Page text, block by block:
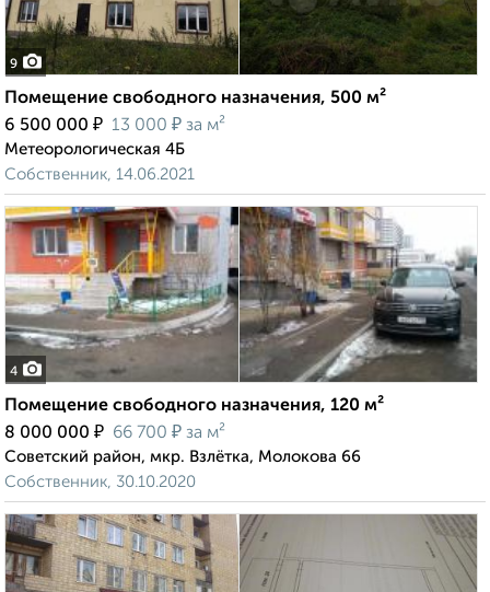
9
Помещение свободного назначения, 500 м²
6 500 000 ₽ 13 000 ₽ за м²
Метеорологическая 4Б
Собственник, 14.06.2021
4
Помещение свободного назначения, 120 м²
8 000 000 ₽ 66 700 ₽ за м²
Советский район, мкр. Взлётка, Молокова 66
Собственник, 30.10.2020